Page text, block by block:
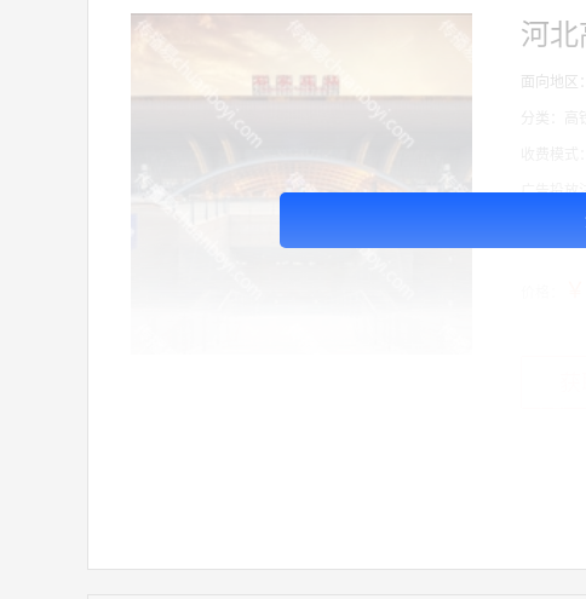
河北
面向地区
广告投放
ED大屏